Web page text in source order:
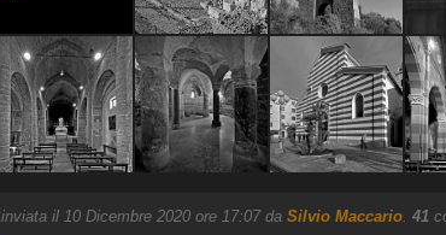
inviata il 10 Dicembre 2020 ore 17:07 da Silvio Maccario. 41